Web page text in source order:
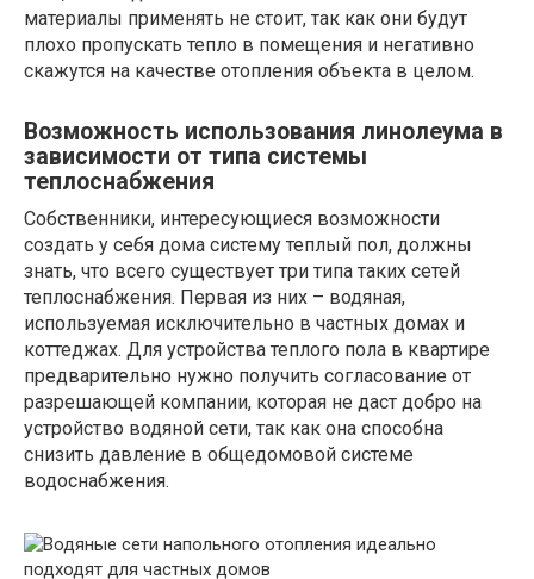
материалы применять не стоит, так как они будут
плохо пропускать тепло в помещения и негативно
скажутся на качестве отопления объекта в целом.
Возможность использования линолеума в
зависимости от типа системы
теплоснабжения
Собственники, интересующиеся возможности
создать у себя дома систему теплый пол, должны
знать, что всего существует три типа таких сетей
теплоснабжения. Первая из них – водяная,
используемая исключительно в частных домах и
коттеджах. Для устройства теплого пола в квартире
предварительно нужно получить согласование от
разрешающей компании, которая не даст добро на
устройство водяной сети, так как она способна
снизить давление в общедомовой системе
водоснабжения.